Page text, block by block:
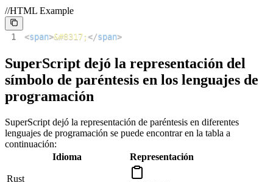
//HTML Example
1 <span>&#8317;</span>
SuperScript dejó la representación del
símbolo de paréntesis en los lenguajes de
programación
SuperScript dejó la representación de paréntesis en diferentes
lenguajes de programación se puede encontrar en la tabla a
continuación:
Idioma
Representación
Rust